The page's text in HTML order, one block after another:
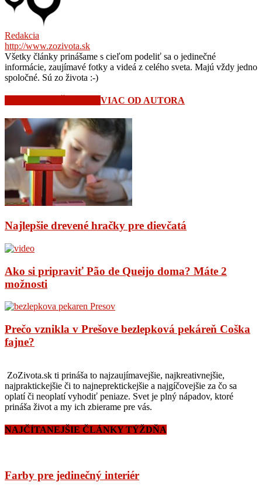
Redakcia
http://www.zozivota.sk
Všetky články prinášame s cieľom podeliť sa o jedinečné
informácie, zaujímavé fotky a videá z celého sveta. Majú vždy jedno
spoločné. Sú zo života :-)
VIAC OD AUTORA
Najlepšie drevené hračky pre dievčatá
Ako si pripraviť Pão de Queijo doma? Máte 2
možnosti
Prečo vznikla v Prešove bezlepková pekáreň Coška
fajne?
ZoZivota.sk ti prináša to najzaujímavejšie, najkreativnejšie,
najpraktickejšie či to najneprektickejšie a najgíčovejšie za čo sa
oplatí či neoplatí vyhodiť peniaze. Svet je plný nápadov, ktoré
prináša život a my ich zbierame pre vás.
NAJČÍTANEJŠIE ČLÁNKY TÝŽDŇA
Farby pre jedinečný interiér